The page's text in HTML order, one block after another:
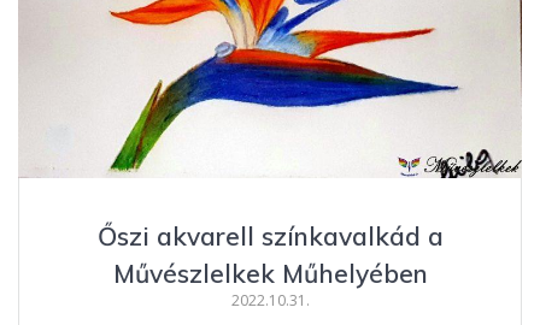
Őszi akvarell színkavalkád a
Művészlelkek Műhelyében
2022.10.31.